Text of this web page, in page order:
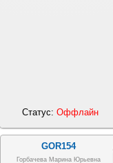
Статус:Оффлайн
GOR154
Горбачева Марина Юрьевна